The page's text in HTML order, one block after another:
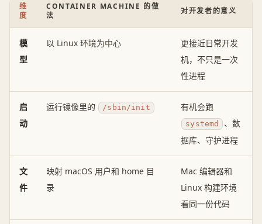
维
度
CONTAINER MACHINE 的做
法
对开发者的意义
模
型
以 Linux 环境为中心
更接近日常开发
机，不只是一次
性进程
启
动
运行镜像里的 /sbin/init 有机会跑
systemd
、数
据库、守护进程
文
件
映射 macOS 用户和 home 目
录
Mac 编辑器和
Linux 构建环境
看同一份代码